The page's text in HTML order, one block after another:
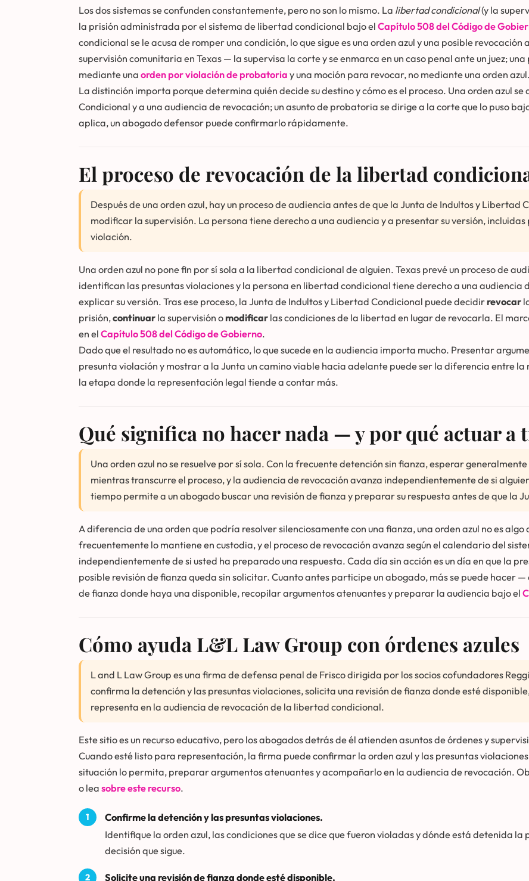
Los dos sistemas se confunden constantemente, pero no son lo mismo. La libertad condicional(y la
la prisión administrada por el sistema de libertad condicional bajo el Capítulo 508 del Código de
condicional se le acusa de romper una condición, lo que sigue es una orden azul y una posible revocación
supervisión comunitaria en Texas — la supervisa la corte y se enmarca en un caso penal ante un juez;
mediante una orden por violación de probatoria y una moción para revocar, no mediante una orden azul.
La distinción importa porque determina quién decide su destino y cómo es el proceso. Una orden azul
Condicional y a una audiencia de revocación; un asunto de probatoria se dirige a la corte que lo puso
aplica, un abogado defensor puede confirmarlo rápidamente.
El proceso de revocación de la libertad
Después de una orden azul, hay un proceso de audiencia antes de que la Junta de Indultos y
modificar la supervisión. La persona tiene derecho a una audiencia y a presentar su versión,
violación.
Una orden azul no pone fin por sí sola a la libertad condicional de alguien. Texas prevé un proceso de
identifican las presuntas violaciones y la persona en libertad condicional tiene derecho a una
explicar su versión. Tras ese proceso, la Junta de Indultos y Libertad Condicional puede decidirrevocar
prisión,continuar la supervisión omodificar las condiciones de la libertad en lugar de revocarla. El
en el Capítulo 508 del Código de Gobierno.
Dado que el resultado no es automático, lo que sucede en la audiencia importa mucho. Presentar
presunta violación y mostrar a la Junta un camino viable hacia adelante puede ser la diferencia entre la
la etapa donde la representación legal tiende a contar más.
Qué significa no hacer nada — y por qué actuar a
Una orden azul no se resuelve por sí sola. Con la frecuente detención sin fianza, esperar
mientras transcurre el proceso, y la audiencia de revocación avanza independientemente de si
tiempo permite a un abogado buscar una revisión de fianza y preparar su respuesta antes de que la
A diferencia de una orden que podría resolver silenciosamente con una fianza, una orden azul no es
frecuentemente lo mantiene en custodia, y el proceso de revocación avanza según el calendario del
independientemente de si usted ha preparado una respuesta. Cada día sin acción es un día en que la
posible revisión de fianza queda sin solicitar. Cuanto antes participe un abogado, más se puede hacer
de fianza donde haya una disponible, recopilar argumentos atenuantes y preparar la audiencia bajo el
Cómo ayuda L&L Law Group con órdenes azules
L and L Law Group es una firma de defensa penal de Frisco dirigida por los socios cofundadores
confirma la detención y las presuntas violaciones, solicita una revisión de fianza donde esté
representa en la audiencia de revocación de la libertad condicional.
Este sitio es un recurso educativo, pero los abogados detrás de él atienden asuntos de órdenes y
Cuando esté listo para representación, la firma puede confirmar la orden azul y las presuntas
situación lo permita, preparar argumentos atenuantes y acompañarlo en la audiencia de revocación.
o lea sobre este recurso.
Confirme la detención y las presuntas violaciones.
Identifique la orden azul, las condiciones que se dice que fueron violadas y dónde está detenida
decisión que sigue.
Solicite una revisión de fianza donde esté disponible.